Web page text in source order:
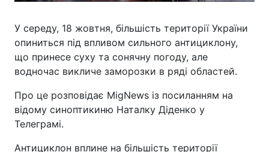
У середу, 18 жовтня, більшість території України
опиниться під впливом сильного антициклону,
що принесе суху та сонячну погоду, але
водночас викличе заморозки в ряді областей.
Про це розповідає MigNews із посиланням на
відому синоптикиню Наталку Діденко у
Телеграмі.
Антициклон вплине на більшість території